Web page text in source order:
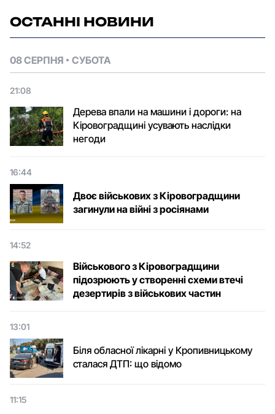
ОСТАННІ НОВИНИ
08 СЕРПНЯ СУБОТА
21:08
Дерева впали на машини і дороги: на
Кіровоградщині усувають наслідки
негоди
16:44
Двоє військових з Кіровоградщини
загинули на війні з росіянами
14:52
Військового з Кіровоградщини
підозрюють у створенні схеми втечі
дезертирів з військових частин
13:01
Біля обласної лікарні у Кропивницькому
сталася ДТП: що відомо
11:15